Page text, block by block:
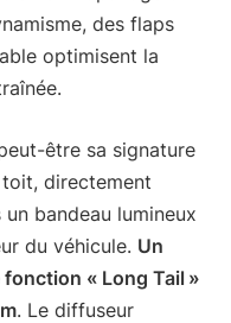
des flaps
optimisent la
être sa signature
directement
bandeau lumineux
du véhicule. Un
« Long Tail »
. Le diffuseur